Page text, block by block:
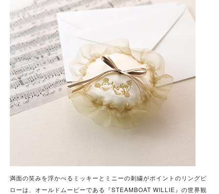
満面の笑みを浮かべるミッキーとミニーの刺繍がポイントのリングピ
ローは、オールドムービーである『STEAMBOAT WILLIE』の世界観